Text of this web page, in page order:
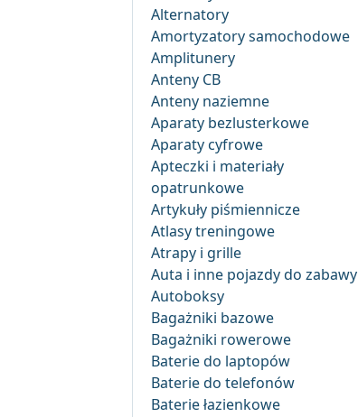
Alternatory
Amortyzatory samochodowe
Amplitunery
Anteny CB
Anteny naziemne
Aparaty bezlusterkowe
Aparaty cyfrowe
Apteczki i materiały
opatrunkowe
Artykuły piśmiennicze
Atlasy treningowe
Atrapy i grille
Auta i inne pojazdy do zabawy
Autoboksy
Bagażniki bazowe
Bagażniki rowerowe
Baterie do laptopów
Baterie do telefonów
Baterie łazienkowe